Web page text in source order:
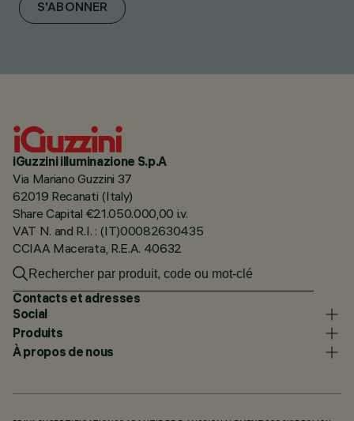
S'ABONNER
iGuzzini illuminazione S.p.A
Via Mariano Guzzini 37
62019 Recanati (Italy)
Share Capital €21.050.000,00 i.v.
VAT N. and R.I. : (IT)00082630435
CCIAA Macerata, R.E.A. 40632
Contacts et adresses
Social
Produits
À propos de nous